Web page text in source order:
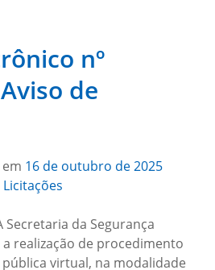
nº
de
16 de outubro de 2025
Secretaria da Segurança
realização de procedimento
virtual, na modalidade